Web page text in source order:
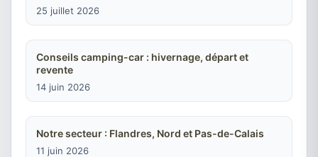
25 juillet 2026
Conseils camping-car : hivernage, départ et
revente
14 juin 2026
Notre secteur : Flandres, Nord et Pas-de-Calais
11 juin 2026